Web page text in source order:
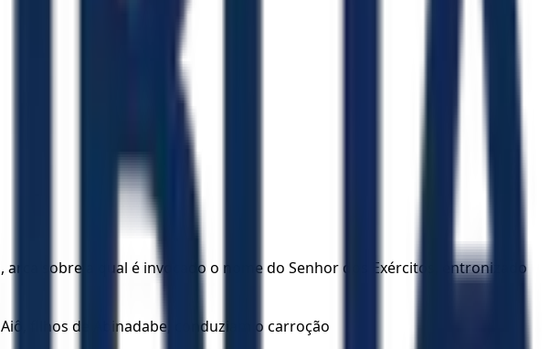
arca sobre a qual é invocado o nome do Senhor dos Exércitos, entronizado
filhos de Abinadabe, conduziam o carroção